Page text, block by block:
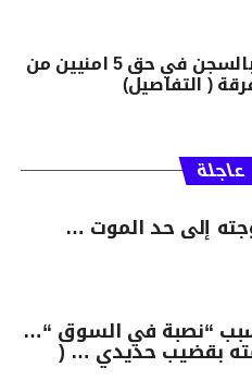
ابطاقة ايداع بالسجن في حق 5 امنيين من
( التفاصيل)
عاجلة
إلى حد الموت …
“نصبة في السوق “…
بقضيب حديدي … (